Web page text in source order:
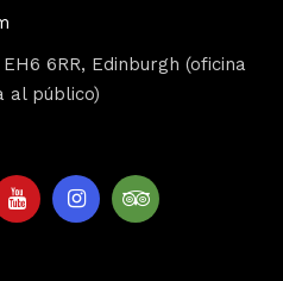
6RR, Edinburgh (oficina
al público)